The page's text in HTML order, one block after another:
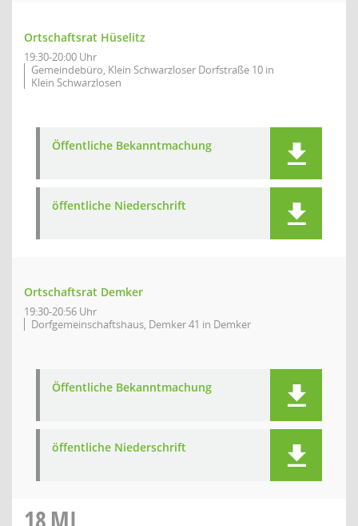
Ortschaftsrat Hüselitz
19:30-20:00 Uhr
Gemeindebüro, Klein Schwarzloser Dorfstraße 10 in
Klein Schwarzlosen
Öffentliche Bekanntmachung
öffentliche Niederschrift
Ortschaftsrat Demker
19:30-20:56 Uhr
Dorfgemeinschaftshaus, Demker 41 in Demker
Öffentliche Bekanntmachung
öffentliche Niederschrift